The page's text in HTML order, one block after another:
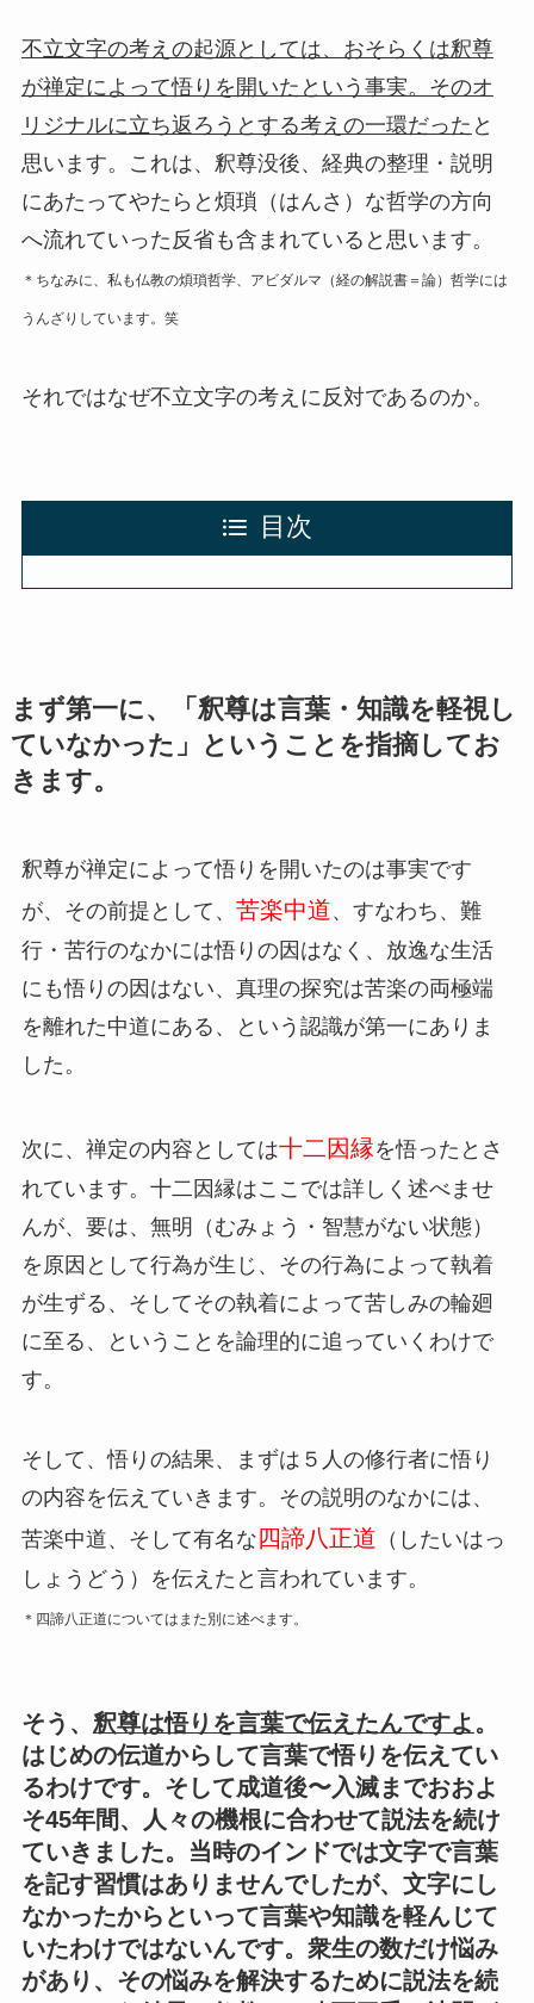
不立文字の考えの起源としては、おそらくは釈尊
が禅定によって悟りを開いたという事実。そのオ
リジナルに立ち返ろうとする考えの一環だった と
思います。これは、釈尊没後、経典の整理・説明
にあたってやたらと煩瑣（はんさ）な哲学の方向
へ流れていった反省も含まれていると思います。
＊ちなみに、私も仏教の煩瑣哲学、アビダルマ（経の解説書＝論）哲学には
うんざりしています。笑
それではなぜ不立文字の考えに反対であるのか。
目次
まず第一に、「釈尊は言葉・知識を軽視し
ていなかった」ということを指摘してお
きます。
釈尊が禅定によって悟りを開いたのは事実です
が、その前提として、 苦楽中道、すなわち、難
行・苦行のなかには悟りの因はなく、放逸な生活
にも悟りの因はない、真理の探究は苦楽の両極端
を離れた中道にある、という認識が第一にありま
した。
次に、禅定の内容としては十二因縁を悟ったとさ
れています。十二因縁はここでは詳しく述べませ
んが、要は、無明（むみょう・智慧がない状態）
を原因として行為が生じ、その行為によって執着
が生ずる、そしてその執着によって苦しみの輪廻
に至る、ということを論理的に追っていくわけで
す。
そして、悟りの結果、まずは５人の修行者に悟り
の内容を伝えていきます。その説明のなかには、
苦楽中道、そして有名な 四諦八正道 （したいはっ
しょうどう）を伝えたと言われています。
＊四諦八正道についてはまた別に述べます。
そう、 釈尊は悟りを言葉で伝えたんですよ 。
はじめの伝道からして言葉で悟りを伝えてい
るわけです。そして成道後〜入滅までおおよ
そ45年間、人々の機根に合わせて説法を続け
ていきました。当時のインドでは文字で言葉
を記す習慣はありませんでしたが、文字にし
なかったからといって言葉や知識を軽んじて
いたわけではないんです。衆生の数だけ悩み
があり、その悩みを解決するために説法を続